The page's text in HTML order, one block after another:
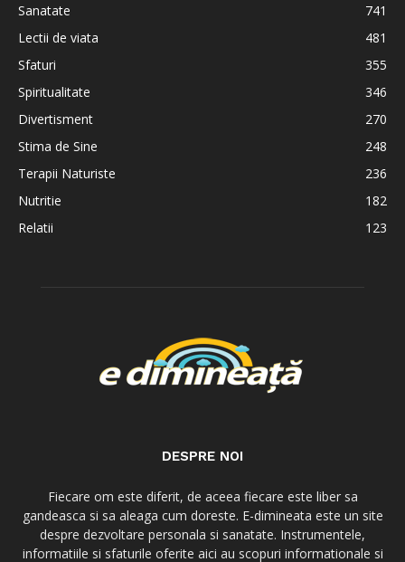
Sanatate
741
Lectii de viata
481
Sfaturi
355
Spiritualitate
346
Divertisment
270
Stima de Sine
248
Terapii Naturiste
236
Nutritie
182
Relatii
123
DESPRE NOI
Fiecare om este diferit, de aceea fiecare este liber sa
gandeasca si sa aleaga cum doreste. E-dimineata este un site
despre dezvoltare personala si sanatate. Instrumentele,
informatiile si sfaturile oferite aici au scopuri informationale si